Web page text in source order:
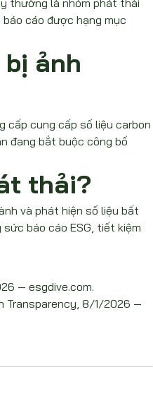
thường là nhóm phát thải
cáo được hạng mục
ảnh
cấp cung cấp số liệu carbon
đang bắt buộc công bố
thải?
và phát hiện số liệu bất
báo cáo ESG, tiết kiệm
— esgdive.com.
Transparency, 8/1/2026 —